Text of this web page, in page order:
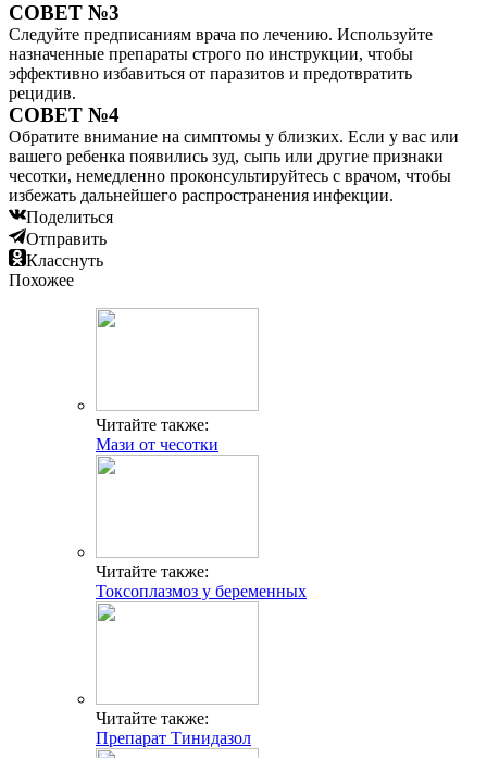
СОВЕТ №3
Следуйте предписаниям врача по лечению. Используйте
назначенные препараты строго по инструкции, чтобы
эффективно избавиться от паразитов и предотвратить
рецидив.
СОВЕТ №4
Обратите внимание на симптомы у близких. Если у вас или
вашего ребенка появились зуд, сыпь или другие признаки
чесотки, немедленно проконсультируйтесь с врачом, чтобы
избежать дальнейшего распространения инфекции.
Поделиться
Отправить
Класснуть
Похожее
Читайте также:
Мази от чесотки
Читайте также:
Токсоплазмоз у беременных
Читайте также:
Препарат Тинидазол